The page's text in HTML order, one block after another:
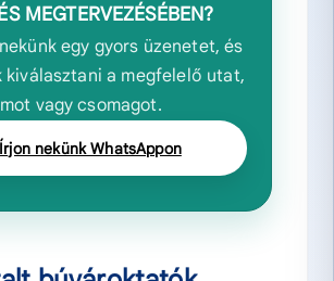
MEGTERVEZÉSÉBEN?
egy gyors üzenetet, és
kiválasztani a megfelelő utat,
vagy csomagot.
Írjon nekünk WhatsAppon